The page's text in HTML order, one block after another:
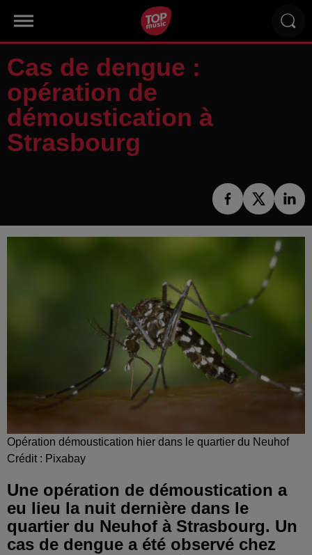
Cas de dengue :
opération de
démoustication à
Strasbourg
Opération démoustication hier dans le quartier du Neuhof
Crédit : Pixabay
Une opération de démoustication a
eu lieu la nuit dernière dans le
quartier du Neuhof à Strasbourg. Un
cas de dengue a été observé chez